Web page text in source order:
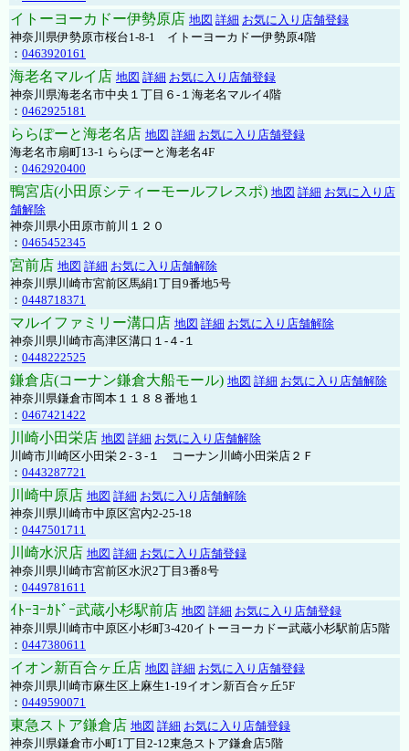
イトーヨーカドー伊勢原店 地図 詳細 お気に入り店舗登録
神奈川県伊勢原市桜台1-8-1 イトーヨーカドー伊勢原4階
： 0463920161
海老名マルイ店 地図 詳細 お気に入り店舗登録
神奈川県海老名市中央１丁目６-１海老名マルイ4階
： 0462925181
ららぽーと海老名店 地図 詳細 お気に入り店舗登録
海老名市扇町13-1 ららぽーと海老名4F
： 0462920400
鴨宮店(小田原シティーモールフレスポ) 地図 詳細 お気に入り店
舗解除
神奈川県小田原市前川１２０
： 0465452345
宮前店 地図 詳細 お気に入り店舗解除
神奈川県川崎市宮前区馬絹1丁目9番地5号
： 0448718371
マルイファミリー溝口店 地図 詳細 お気に入り店舗解除
神奈川県川崎市高津区溝口１-４-１
： 0448222525
鎌倉店(コーナン鎌倉大船モール) 地図 詳細 お気に入り店舗解除
神奈川県鎌倉市岡本１１８８番地１
： 0467421422
川崎小田栄店 地図 詳細 お気に入り店舗解除
川崎市川崎区小田栄２‐３‐１ コーナン川崎小田栄店２Ｆ
： 0443287721
川崎中原店 地図 詳細 お気に入り店舗解除
神奈川県川崎市中原区宮内2-25-18
： 0447501711
川崎水沢店 地図 詳細 お気に入り店舗登録
神奈川県川崎市宮前区水沢2丁目3番8号
： 0449781611
ｲﾄｰﾖｰｶﾄﾞｰ武蔵小杉駅前店 地図 詳細 お気に入り店舗登録
神奈川県川崎市中原区小杉町3-420イトーヨーカドー武蔵小杉駅前店5階
： 0447380611
イオン新百合ヶ丘店 地図 詳細 お気に入り店舗登録
神奈川県川崎市麻生区上麻生1-19イオン新百合ヶ丘5F
： 0449590071
東急ストア鎌倉店 地図 詳細 お気に入り店舗登録
神奈川県鎌倉市小町1丁目2-12東急ストア鎌倉店5階